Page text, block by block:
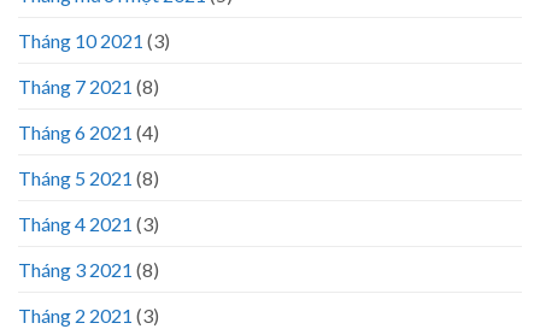
Tháng 10 2021 (3)
Tháng 7 2021 (8)
Tháng 6 2021 (4)
Tháng 5 2021 (8)
Tháng 4 2021 (3)
Tháng 3 2021 (8)
Tháng 2 2021 (3)